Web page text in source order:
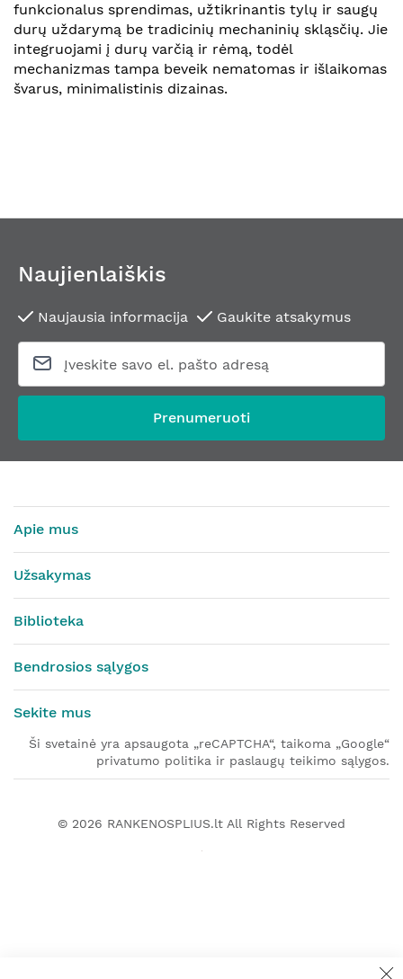
funkcionalus sprendimas, užtikrinantis tylų ir saugų
durų uždarymą be tradicinių mechaninių skląsčių. Jie
integruojami į durų varčią ir rėmą, todėl
mechanizmas tampa beveik nematomas ir išlaikomas
švarus, minimalistinis dizainas.
Naujienlaiškis
Naujausia informacija Gaukite atsakymus
Prenumeruoti
Apie mus
Užsakymas
Biblioteka
Bendrosios sąlygos
Sekite mus
Ši svetainė yra apsaugota „reCAPTCHA“, taikoma „Google“
privatumo politika ir paslaugų teikimo sąlygos.
© 2026 RANKENOSPLIUS.lt All Rights Reserved